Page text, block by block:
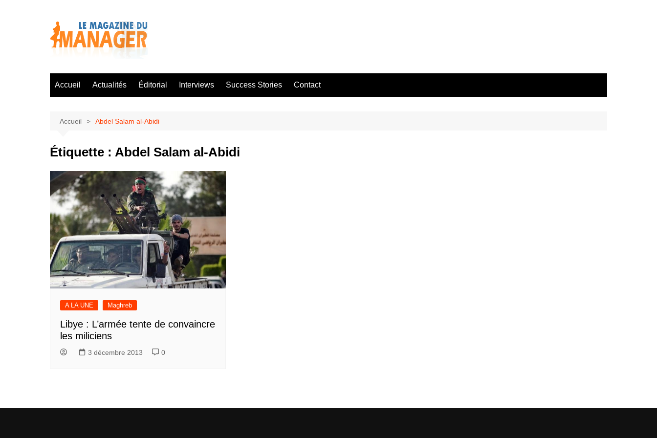
Accueil Actualités Éditorial Interviews Success Stories Contact
Accueil Abdel Salam al-Abidi
Étiquette : Abdel Salam al-Abidi
A LA UNE Maghreb
Libye : L’armée tente de convaincre
les miliciens
3 décembre 2013 0